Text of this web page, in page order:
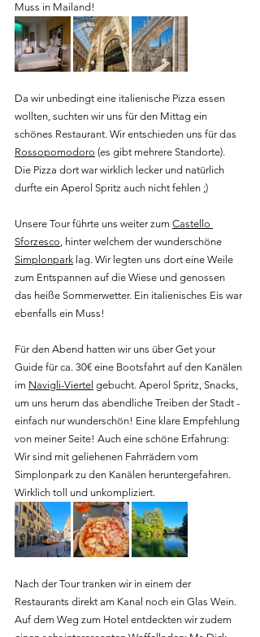
Muss in Mailand!
Da wir unbedingt eine italienische Pizza essen
wollten, suchten wir uns für den Mittag ein
schönes Restaurant. Wir entschieden uns für das
Rossopomodoro (es gibt mehrere Standorte).
Die Pizza dort war wirklich lecker und natürlich
durfte ein Aperol Spritz auch nicht fehlen ;)
Unsere Tour führte uns weiter zum Castello
Sforzesco, hinter welchem der wunderschöne
Simplonpark lag. Wir legten uns dort eine Weile
zum Entspannen auf die Wiese und genossen
das heiße Sommerwetter. Ein italienisches Eis war
ebenfalls ein Muss!
Für den Abend hatten wir uns über Get your
Guide für ca. 30€ eine Bootsfahrt auf den Kanälen
im Navigli-Viertel gebucht. Aperol Spritz, Snacks,
um uns herum das abendliche Treiben der Stadt -
einfach nur wunderschön! Eine klare Empfehlung
von meiner Seite! Auch eine schöne Erfahrung:
Wir sind mit geliehenen Fahrrädern vom
Simplonpark zu den Kanälen heruntergefahren.
Wirklich toll und unkompliziert.
Nach der Tour tranken wir in einem der
Restaurants direkt am Kanal noch ein Glas Wein.
Auf dem Weg zum Hotel entdeckten wir zudem